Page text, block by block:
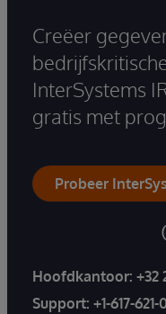
Creëer
InterSystems
gratis met
Probeer
Hoofdkantoor: +32
Support: +1-617-